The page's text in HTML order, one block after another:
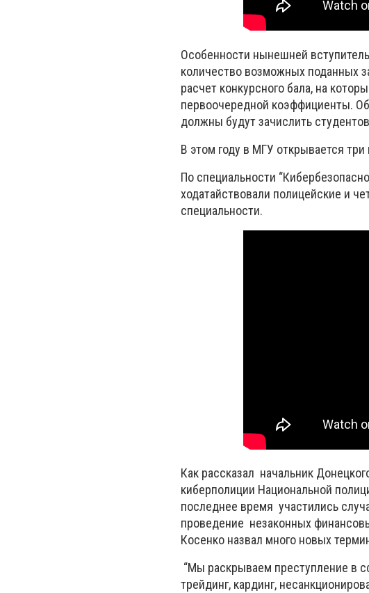
Особенности нынешней
количество возможных поданных
расчет конкурсного бала, на
первоочередной коэффициенты.
должны будут зачислить
В этом году в МГУ открывается
По специальности
ходатайствовали полицейские и
специальности.
Как рассказал начальник
киберполиции Национальной
последнее время участились
проведение незаконных
Косенко назвал много новых
“Мы раскрываем преступление в
трейдинг, кардинг,